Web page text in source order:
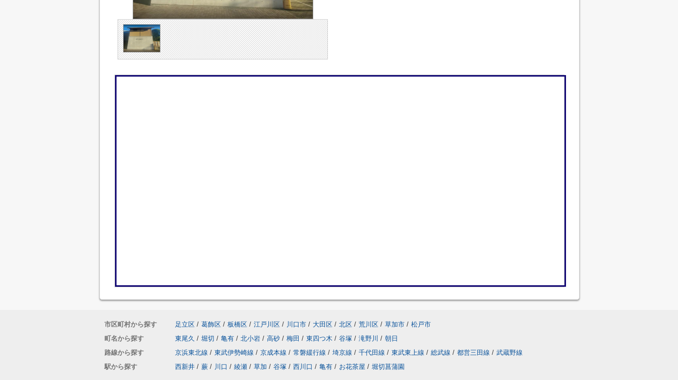
市区町村から探す 足立区 / 葛飾区 / 板橋区 / 江戸川区 / 川口市 / 大田区 / 北区 / 荒川区 / 草加市 / 松戸市
町名から探す
東尾久 / 堀切 / 亀有 / 北小岩 / 高砂 / 梅田 / 東四つ木 / 谷塚 / 滝野川 / 朝日
路線から探す
京浜東北線 / 東武伊勢崎線 / 京成本線 / 常磐緩行線 / 埼京線 / 千代田線 / 東武東上線 / 総武線 / 都営三田線 / 武蔵野線
駅から探す
西新井 / 蕨 / 川口 / 綾瀬 / 草加 / 谷塚 / 西川口 / 亀有 / お花茶屋 / 堀切菖蒲園